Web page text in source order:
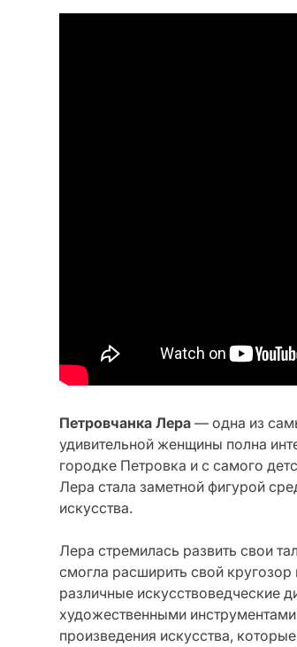
Петровчанка Лера — одна из
удивительной женщины полна
городке Петровка и с самого
Лера стала заметной фигурой
искусства.
Лера стремилась развить свои
смогла расширить свой кругозор
различные искусствоведческие
художественными
произведения искусства,